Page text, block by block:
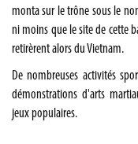
monta sur le trône sous le
ni moins que le site de cette
retirèrent alors du Vietnam.
De nombreuses activités
démonstrations d'arts
jeux populaires.